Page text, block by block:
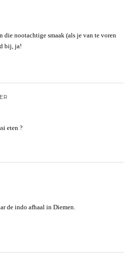
die nootachtige smaak (als je van te voren
bij, ja!
eten ?
de indo afhaal in Diemen.